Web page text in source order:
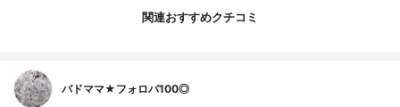
関連おすすめクチコミ
バドママ★フォロバ100◎